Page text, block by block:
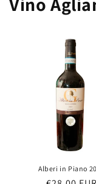
Alberi in Piano